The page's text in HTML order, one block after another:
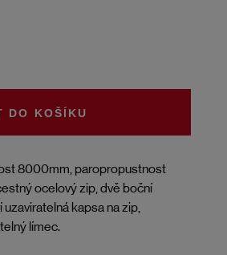
8000mm, paropropustnost
ocelový zip, dvě boční
kapsa na zip,
límec.
DO KOŠÍKU